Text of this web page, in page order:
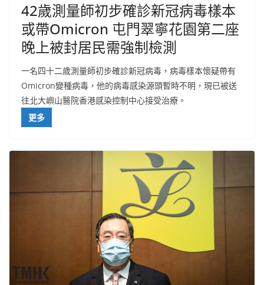
42歲測量師初步確診新冠病毒樣本
或帶Omicron 屯門翠寧花園第二座
晚上被封居民需強制檢測
一名四十二歲測量師初步確診新冠病毒，病毒樣本懷疑帶有
Omicron變種病毒，他的病毒感染源頭暫時不明，現已被送
往北大嶼山醫院香港感染控制中心接受治療。
更多